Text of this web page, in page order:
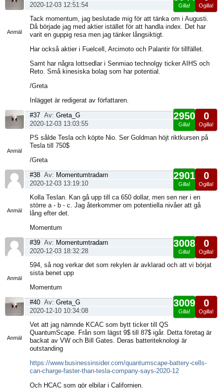
Anmäl
Ogilla!
Gilla!
2020-12-03 12:51:54
Tack momentum, jag beslutade mig för att tänka om i Augusti.
Då började jag med aktier istället för att handla index. Det har
varit en guppig resa men jag tänker långsiktigt.
Har också aktier i Fuelcell, Arcimoto och Palantir för tillfället.
Samt har några lottsedlar i Senmiao technolgy ticker AIHS och
Reto. Små kinesiska bolag som har potential.
/Greta
Inlägget är redigerat av författaren.
Anmäl
0
Ogilla!
2950
Gilla!
#37 Av: Greta_G
2020-12-03 13:03:55
PS sålde Tesla och köpte Nio. Ser Goldman höjt riktkursen på
Tesla till 750$
/Greta
Anmäl
0
Ogilla!
2901
Gilla!
#38 Av: Momentumtradarn
2020-12-03 13:19:10
Kolla Teslan. Kan gå upp till ca 650 dollar, men sen ner i en
större a - b - c. Jag återkommer om potentiella nivåer att gå
lång efter det.
Momentum
Anmäl
0
Ogilla!
3008
Gilla!
#39 Av: Momentumtradarn
2020-12-03 18:32:28
594, så nog verkar det som rekylen är avklarad och att vi börjat
sista benet upp
Momentum
Anmäl
0
Ogilla!
3009
Gilla!
#40 Av: Greta_G
2020-12-10 10:34:08
Vet att jag nämnde KCAC som bytt ticker till QS
QuantumScape. Från som lägst 9$ till 87$ igår. Detta företag är
backat av VW och Bill Gates. Deras batteriteknologi är
outstanding
https://www.businessinsider.com/quantumscape-battery-cells-
can-charge-faster-than-tesla-company-says-2020-12
Och HCAC som gör elbilar i Californien.